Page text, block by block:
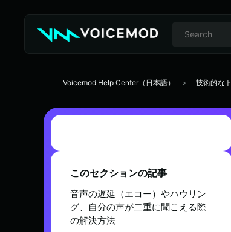
Voicemod Help Center（日本語） 技術的な
このセクションの記事
音声の遅延（エコー）やハウリン
グ、自分の声が二重に聞こえる際
の解決方法